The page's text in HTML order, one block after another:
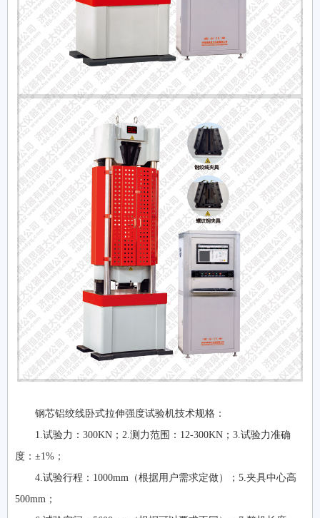
钢芯铝绞线卧式拉伸强度试验机技术规格：
1.试验力：300KN；2.测力范围：12-300KN；3.试验力准确
度：±1%；
4.试验行程：1000mm（根据用户需求定做）；5.夹具中心高
500mm；